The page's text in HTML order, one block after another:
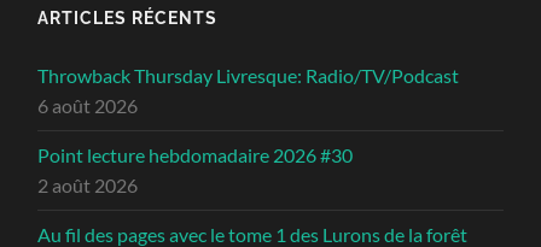
ARTICLES RÉCENTS
Throwback Thursday Livresque: Radio/TV/Podcast
6 août 2026
Point lecture hebdomadaire 2026 #30
2 août 2026
Au fil des pages avec le tome 1 des Lurons de la forêt